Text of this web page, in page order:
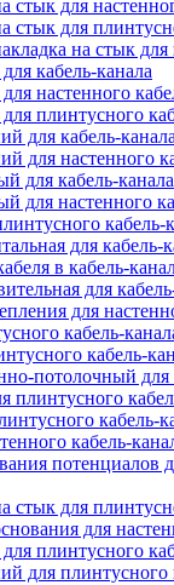
стык для
стык для
на стык для
кабель-канала
настенного
плинтусного
для кабель-канала
для настенного
для кабель-канала
для настенного
кабель-
для кабель-
в кабель-
для
для
кабель-
кабель-
потолочный для
плинтусного
кабель-
кабель-
потенциалов
стык для
для
плинтусного
для плинтусного